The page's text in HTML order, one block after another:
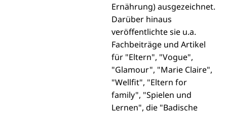
Ernährung) ausgezeichnet.
Darüber hinaus
veröffentlichte sie u.a.
Fachbeiträge und Artikel
für "Eltern", "Vogue",
"Glamour", "Marie Claire",
"Wellfit", "Eltern for
family", "Spielen und
Lernen", die "Badische